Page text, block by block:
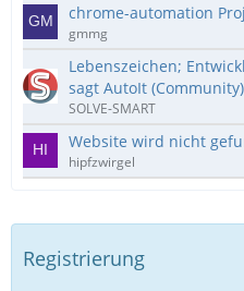
chrome-automation
gmmg
Lebenszeichen;
sagt AutoIt
SOLVE-SMART
Website wird nicht
hipfzwirgel
Registrierung